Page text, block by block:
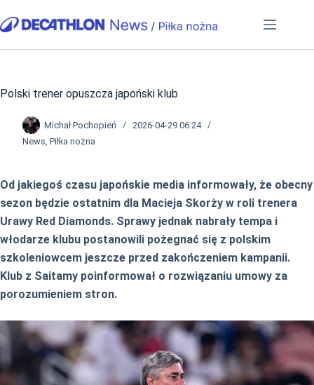
do
Polski trener opuszcza japoński klub
Michał Pochopień
2026-04-29 06:24
News, Piłka nożna
Od jakiegoś czasu japońskie media informowały, że obecny
sezon będzie ostatnim dla Macieja Skorży w roli trenera
Urawy Red Diamonds. Sprawy jednak nabrały tempa i
włodarze klubu postanowili pożegnać się z polskim
szkoleniowcem jeszcze przed zakończeniem kampanii.
Klub z Saitamy poinformował o rozwiązaniu umowy za
porozumieniem stron.